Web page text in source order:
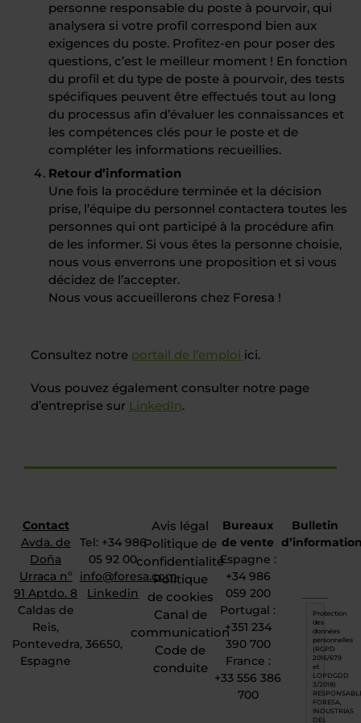
personne responsable du poste à pourvoir, qui
analysera si votre profil correspond bien aux
exigences du poste. Profitez-en pour poser des
questions, c’est le meilleur moment ! En fonction
du profil et du type de poste à pourvoir, des tests
spécifiques peuvent être effectués tout au long
du processus afin d’évaluer les connaissances et
les compétences clés pour le poste et de
compléter les informations recueillies.
Retour d’information
Une fois la procédure terminée et la décision
prise, l’équipe du personnel contactera toutes les
personnes qui ont participé à la procédure afin
de les informer. Si vous êtes la personne choisie,
nous vous enverrons une proposition et si vous
décidez de l’accepter.
Nous vous accueillerons chez Foresa !
Consultez notre portail de l’emploi ici.
Vous pouvez également consulter notre page
d’entreprise sur LinkedIn.
Contact
Avda. de
Doña
Urraca nº
91 Aptdo. 8
Caldas de
Reis,
Pontevedra, 36650,
Espagne
Tel: +34 986
05 92 00
info@foresa.com
Linkedin
Avis légal
Politique de
confidentialité
Politique
de cookies
Canal de
communication
Code de
conduite
Bulletin
Protection
des
données
personnelles
(RGPD
2016/679
et
LOPDGDD
3/2018)
FORESA,
INDUSTRIAS
DEL
Bureaux
de vente
Espagne :
+34 986
059 200
Portugal :
+351 234
390 700
France :
+33 556 386
700